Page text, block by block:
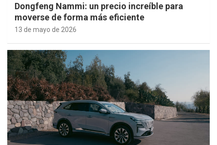
Dongfeng Nammi: un precio increíble para
moverse de forma más eficiente
13 de mayo de 2026